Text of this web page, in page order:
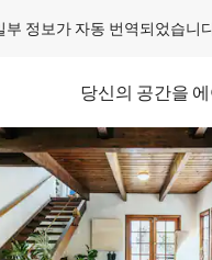
부 정보가 자동 번역되었습니
당신의 공간을